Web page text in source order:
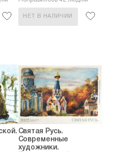
НЕТ В НАЛИЧИИ
Святая Русь.
Современные
художники.